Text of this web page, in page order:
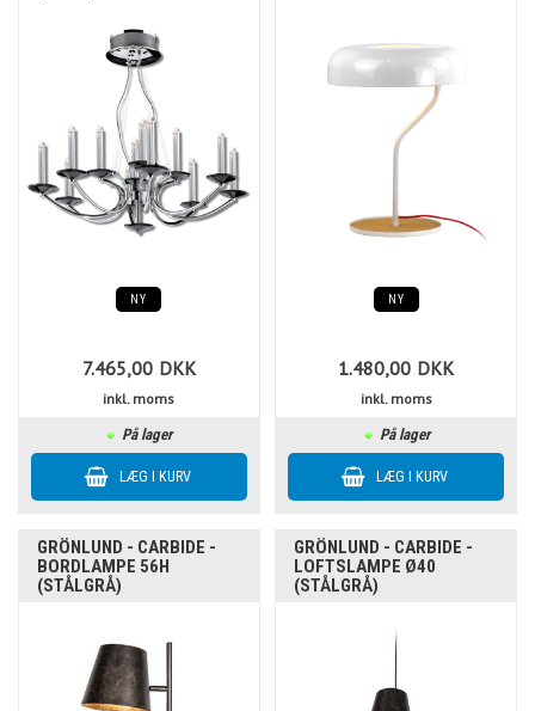
NY
7.465,00 DKK
inkl. moms
På lager
NY
1.480,00 DKK
inkl. moms
På lager
GRÖNLUND - CARBIDE -
BORDLAMPE 56H
(STÅLGRÅ)
GRÖNLUND - CARBIDE -
LOFTSLAMPE Ø40
(STÅLGRÅ)